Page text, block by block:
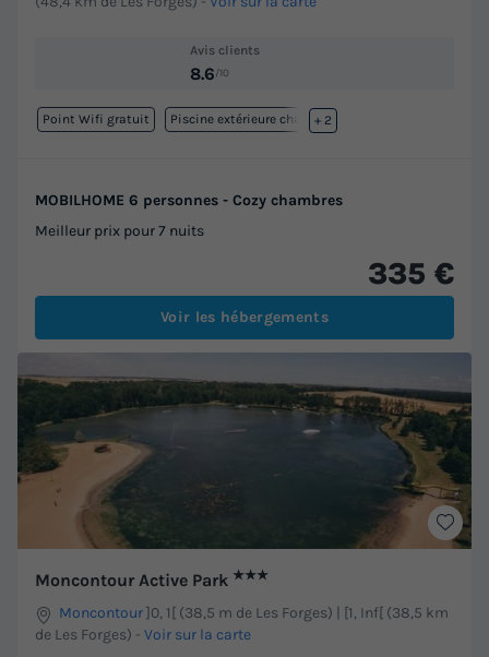
Avis clients
8.6/10
Point Wifi gratuit Piscine extérieure chauffée
+ 2
MOBILHOME 6 personnes - Cozy chambres
Meilleur prix pour 7 nuits
335 €
Voir les hébergements
Moncontour Active Park ★★★
Moncontour]0, 1[ (38,5 m de Les Forges) | [1, Inf[ (38,5 km
de Les Forges) - Voir sur la carte